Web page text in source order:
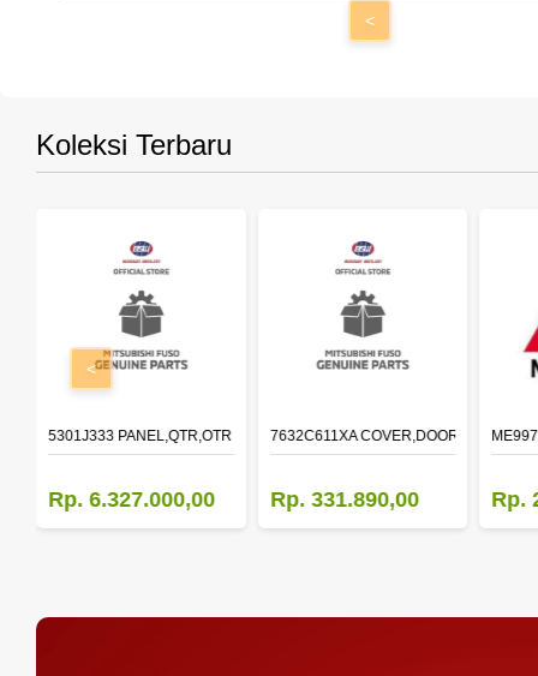
<
Koleksi Terbaru
5301J333 PANEL,QTR,OTR LH
Rp. 6.327.000,00
7632C611XA COVER,DOOR
Rp. 331.890,00 Rp.
<